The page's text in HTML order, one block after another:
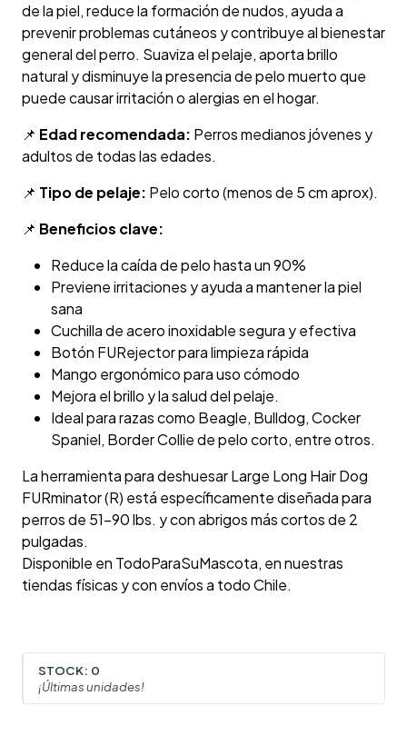
de la piel, reduce la formación de nudos, ayuda a
prevenir problemas cutáneos y contribuye al bienestar
general del perro. Suaviza el pelaje, aporta brillo
natural y disminuye la presencia de pelo muerto que
puede causar irritación o alergias en el hogar.
📌 Edad recomendada: Perros medianos jóvenes y
adultos de todas las edades.
📌 Tipo de pelaje: Pelo corto (menos de 5 cm aprox).
📌 Beneficios clave:
Reduce la caída de pelo hasta un 90%
Previene irritaciones y ayuda a mantener la piel
sana
Cuchilla de acero inoxidable segura y efectiva
Botón FURejector para limpieza rápida
Mango ergonómico para uso cómodo
Mejora el brillo y la salud del pelaje.
Ideal para razas como Beagle, Bulldog, Cocker
Spaniel, Border Collie de pelo corto, entre otros.
La herramienta para deshuesar Large Long Hair Dog
FURminator (R) está específicamente diseñada para
perros de 51-90 lbs. y con abrigos más cortos de 2
pulgadas.
Disponible en TodoParaSuMascota, en nuestras
tiendas físicas y con envíos a todo Chile.
STOCK: 0
¡Últimas unidades!